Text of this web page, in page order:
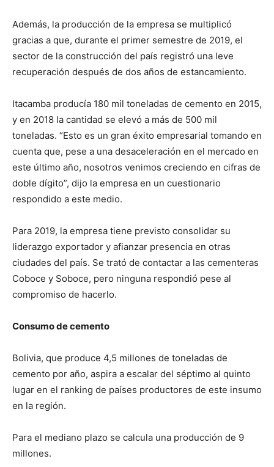
Además, la producción de la empresa se multiplicó
gracias a que, durante el primer semestre de 2019, el
sector de la construcción del país registró una leve
recuperación después de dos años de estancamiento.
Itacamba producía 180 mil toneladas de cemento en 2015,
y en 2018 la cantidad se elevó a más de 500 mil
toneladas. “Esto es un gran éxito empresarial tomando en
cuenta que, pese a una desaceleración en el mercado en
este último año, nosotros venimos creciendo en cifras de
doble dígito”, dijo la empresa en un cuestionario
respondido a este medio.
Para 2019, la empresa tiene previsto consolidar su
liderazgo exportador y afianzar presencia en otras
ciudades del país. Se trató de contactar a las cementeras
Coboce y Soboce, pero ninguna respondió pese al
compromiso de hacerlo.
Consumo de cemento
Bolivia, que produce 4,5 millones de toneladas de
cemento por año, aspira a escalar del séptimo al quinto
lugar en el ranking de países productores de este insumo
en la región.
Para el mediano plazo se calcula una producción de 9
millones.